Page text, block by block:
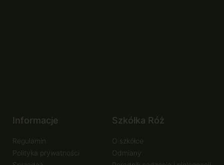
Informacje
Regulamin
Polityka prywatności
Szkółka Róż
O szkółce
Odmiany